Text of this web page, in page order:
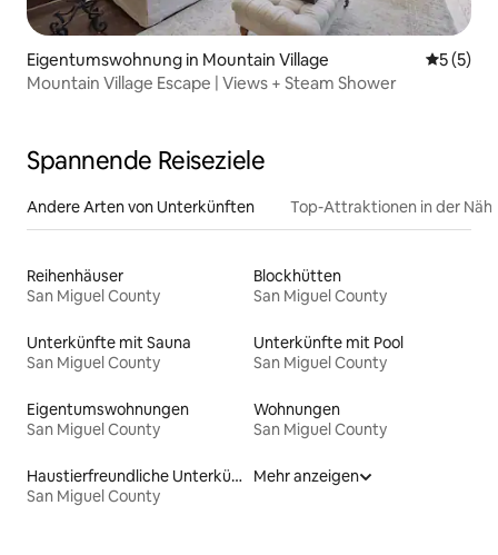
Eigentumswohnung in Mountain Village
5 (5)
Mountain Village Escape | Views + Steam Shower
Spannende Reiseziele
Andere Arten von Unterkünften Top-Attraktionen in der
Reihenhäuser
San Miguel County
Blockhütten
San Miguel County
Unterkünfte mit Sauna
San Miguel County
Unterkünfte mit Pool
San Miguel County
Eigentumswohnungen
San Miguel County
Wohnungen
San Miguel County
Haustierfreundliche Unterkünfte
San Miguel County
Mehr anzeigen